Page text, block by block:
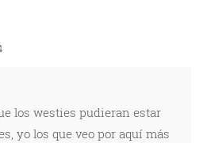
los westies pudieran estar
yo los que veo por aquí más